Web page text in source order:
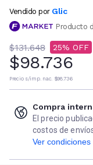
Vendido por Glic
Producto
$131.648 25
$98.736
Precio s/imp. nac. $98.736
Compra
El precio
costos de
Ver condiciones